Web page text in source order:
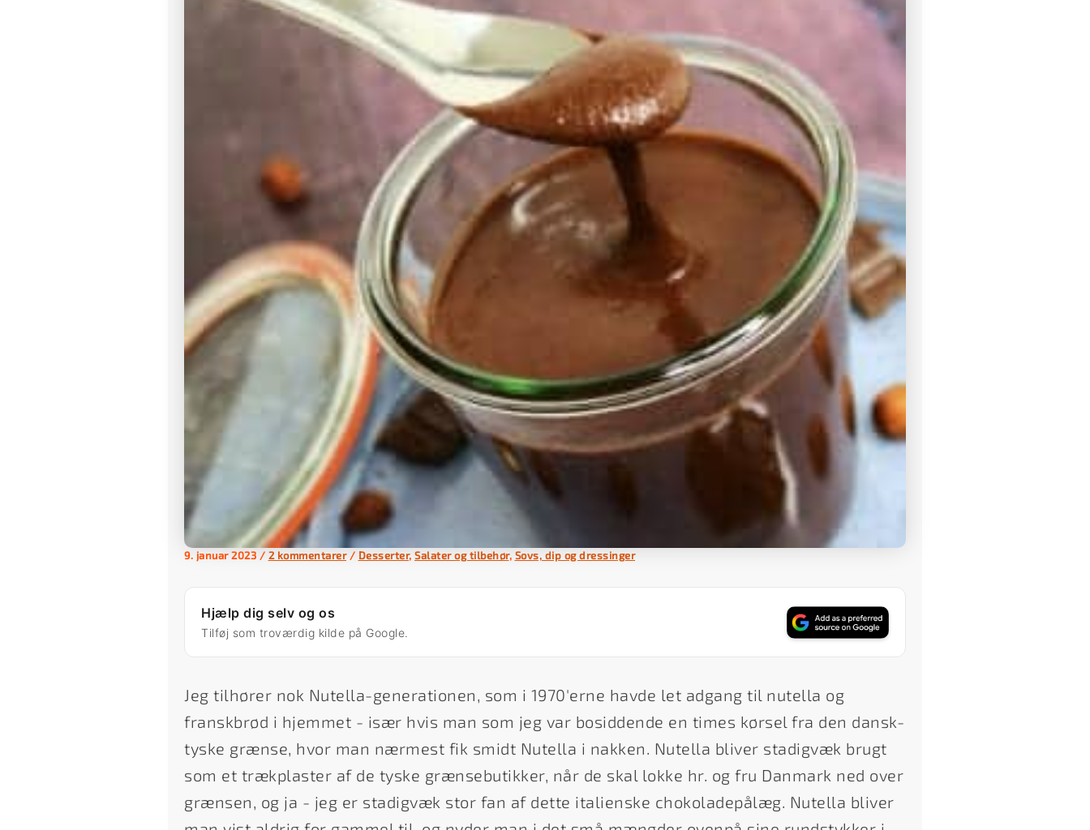
9. januar 2023 / 2 kommentarer / Desserter, Salater og tilbehør, Sovs, dip og dressinger
Hjælp dig selv og os
Tilføj som troværdig kilde på Google.
Jeg tilhører nok Nutella-generationen, som i 1970'erne havde let adgang til nutella og
franskbrød i hjemmet - især hvis man som jeg var bosiddende en times kørsel fra den dansk-
tyske grænse, hvor man nærmest fik smidt Nutella i nakken. Nutella bliver stadigvæk brugt
som et trækplaster af de tyske grænsebutikker, når de skal lokke hr. og fru Danmark ned over
grænsen, og ja - jeg er stadigvæk stor fan af dette italienske chokoladepålæg. Nutella bliver